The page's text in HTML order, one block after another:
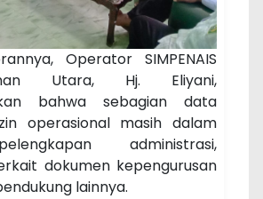
Operator SIMPENAIS
Utara, Hj. Eliyani,
bahwa sebagian data
operasional masih dalam
administrasi,
dokumen kepengurusan
lainnya.